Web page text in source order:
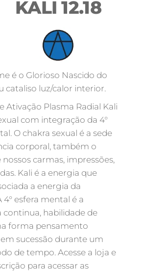
KALI 12.18
é o Glorioso Nascido do
cataliso luz/calor interior.
Ativação Plasma Radial Kali
com integração da 4°
O chakra sexual é a sede
corporal, também o
carmas, impressões,
Kali é a energia que
a energia da
4° esfera mental é a
continua, habilidade de
forma pensamento
sucessão durante um
de tempo. Acesse a loja e
para acessar as